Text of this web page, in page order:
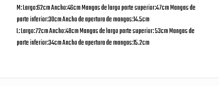
M: Largo:62cm Ancho:46cm Mangas de largo parte superior:47cm Mangas de
parte inferior:30cm Ancho de apertura de mangas:14.5cm
L: Largo:72cm Ancho:48cm Mangas de largo parte superior: 53cm Mangas de
parte inferior:34cm Ancho de apertura de mangas:15.2cm